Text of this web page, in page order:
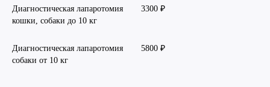
Диагностическая лапаротомия
кошки, собаки до 10 кг
3300 ₽
Диагностическая лапаротомия
собаки от 10 кг
5800 ₽